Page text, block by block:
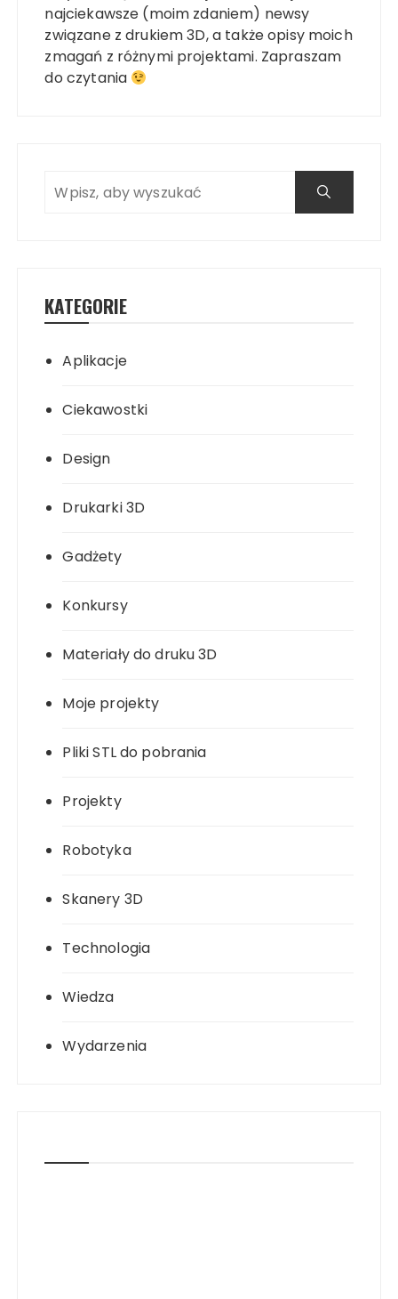
najciekawsze (moim zdaniem) newsy
związane z drukiem 3D, a także opisy moich
zmagań z różnymi projektami. Zapraszam
do czytania
KATEGORIE
Aplikacje
Ciekawostki
Design
Drukarki 3D
Gadżety
Konkursy
Materiały do druku 3D
Moje projekty
Pliki STL do pobrania
Projekty
Robotyka
Skanery 3D
Technologia
Wiedza
Wydarzenia